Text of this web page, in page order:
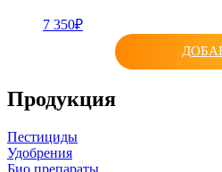
7 350₽
Продукция
Пестициды
Удобрения
Био препараты